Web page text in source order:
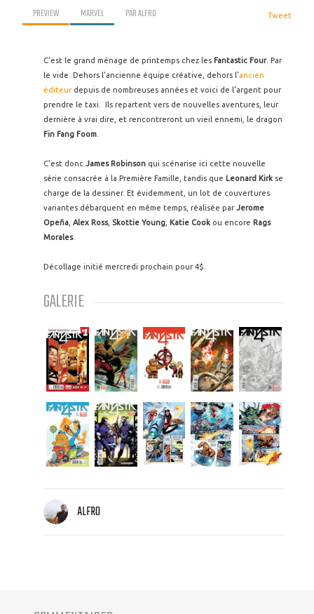
PREVIEW MARVEL PARALFRO Tweet
C'est le grand ménage de printemps chez les Fantastic Four. Par
le vide. Dehors l'ancienne équipe créative, dehors l'ancien
éditeurdepuis de nombreuses années et voici de l'argent pour
prendre le taxi. Ils repartent vers de nouvelles aventures, leur
dernière à vrai dire, et rencontreront un vieil ennemi, le dragon
Fin Fang Foom
C'est donc James Robinson qui scénarise ici cette nouvelle
série consacrée à la Première Famille, tandis que Leonard Kirk se
charge de la dessiner. Et évidemment, un lot de couvertures
variantes débarquent en même temps, réalisée parJerome
Opeña Alex Ross, Skottie Young Katie Cook ou encore Rags
Morales.
Décollage initié mercredi prochain pour 4$.
GALERIE
ALFRO